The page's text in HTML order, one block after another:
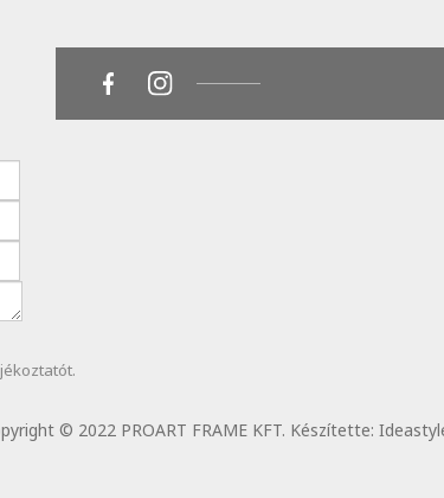
© 2022 PROART FRAME KFT. Készítette: